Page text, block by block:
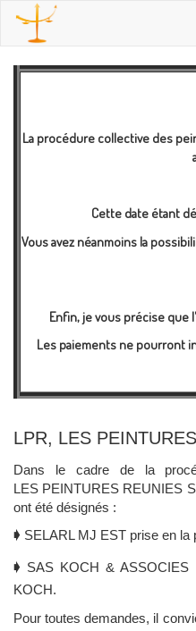
La procédure collective des
Cette date étant
Vous avez néanmoins la
Enfin, je vous précise que
Les paiements ne pourront
LPR, LES
Dans le cadre de la
LES PEINTURES REUNIES
ont été désignés :
🡂 SELARL MJ EST prise en la
🡂 SAS KOCH &
KOCH.
Pour toutes demandes, il